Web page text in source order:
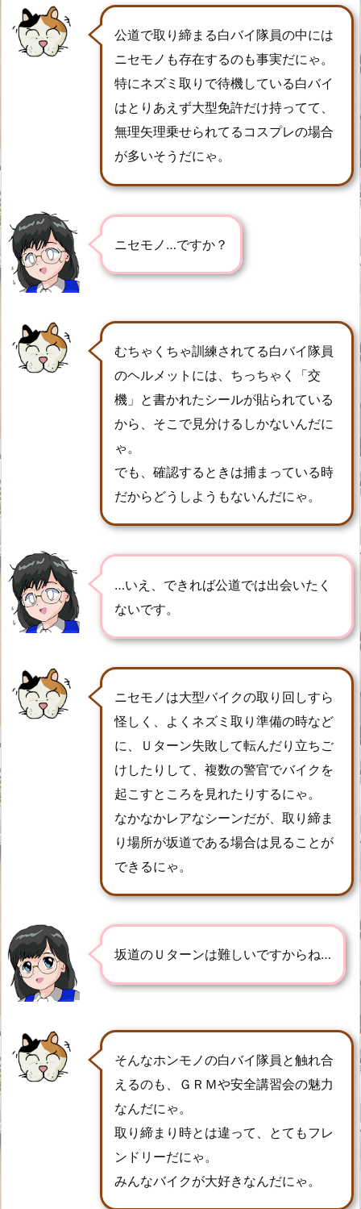
公道で取り締まる白バイ隊員の中には
ニセモノも存在するのも事実だにゃ。
特にネズミ取りで待機している白バイ
はとりあえず大型免許だけ持ってて、
無理矢理乗せられてるコスプレの場合
が多いそうだにゃ。
ニセモノ…ですか？
むちゃくちゃ訓練されてる白バイ隊員
のヘルメットには、ちっちゃく「交
機」と書かれたシールが貼られている
から、そこで見分けるしかないんだに
ゃ。
でも、確認するときは捕まっている時
だからどうしようもないんだにゃ。
…いえ、できれば公道では出会いたく
ないです。
ニセモノは大型バイクの取り回しすら
怪しく、よくネズミ取り準備の時など
に、Ｕターン失敗して転んだり立ちご
けしたりして、複数の警官でバイクを
起こすところを見れたりするにゃ。
なかなかレアなシーンだが、取り締ま
り場所が坂道である場合は見ることが
できるにゃ。
坂道のＵターンは難しいですからね…
そんなホンモノの白バイ隊員と触れ合
えるのも、ＧＲＭや安全講習会の魅力
なんだにゃ。
取り締まり時とは違って、とてもフレ
ンドリーだにゃ。
みんなバイクが大好きなんだにゃ。